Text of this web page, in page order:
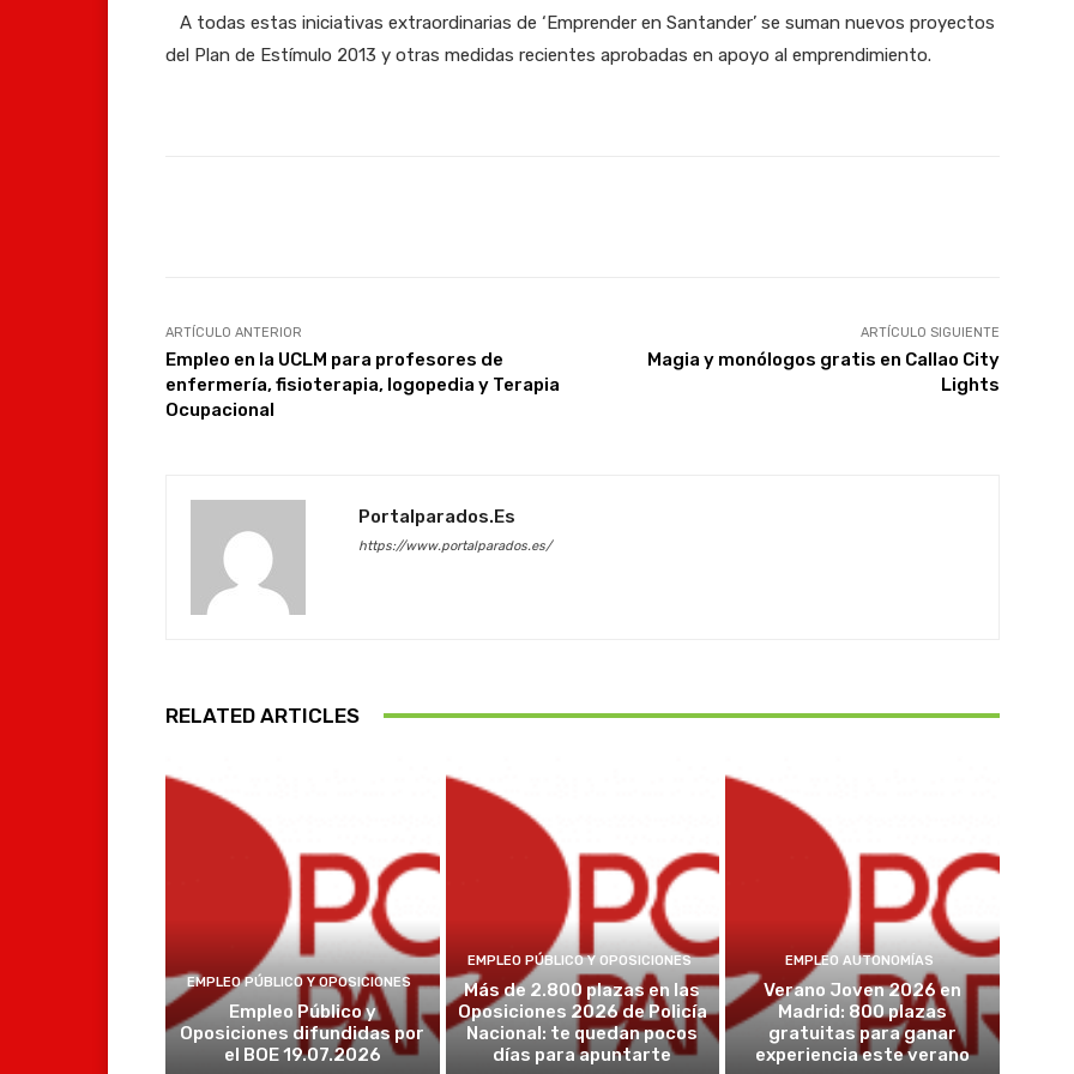
A todas estas iniciativas extraordinarias de ‘Emprender en Santander’ se suman nuevos proyectos
del Plan de Estímulo 2013 y otras medidas recientes aprobadas en apoyo al emprendimiento.
ARTÍCULO ANTERIOR
Empleo en la UCLM para profesores de
enfermería, fisioterapia, logopedia y Terapia
Ocupacional
ARTÍCULO SIGUIENTE
Magia y monólogos gratis en Callao City
Lights
Portalparados.es
https://www.portalparados.es/
RELATED ARTICLES
EMPLEO PÚBLICO Y OPOSICIONES
Empleo Público y
Oposiciones difundidas por
el BOE 19.07.2026
EMPLEO PÚBLICO Y OPOSICIONES
Más de 2.800 plazas en las
Oposiciones 2026 de Policía
Nacional: te quedan pocos
días para apuntarte
EMPLEO AUTONOMÍAS
Verano Joven 2026 en
Madrid: 800 plazas
gratuitas para ganar
experiencia este verano